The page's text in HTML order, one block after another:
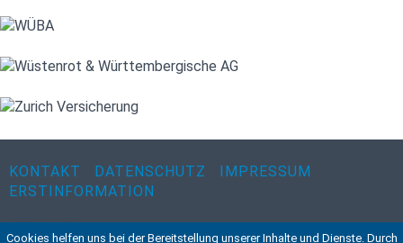
KONTAKT DATENSCHUTZ
IMPRESSUM
ERSTINFORMATION
Navigation
Cookies helfen uns bei der Bereitstellung unserer Inhalte und Dienste. Durch